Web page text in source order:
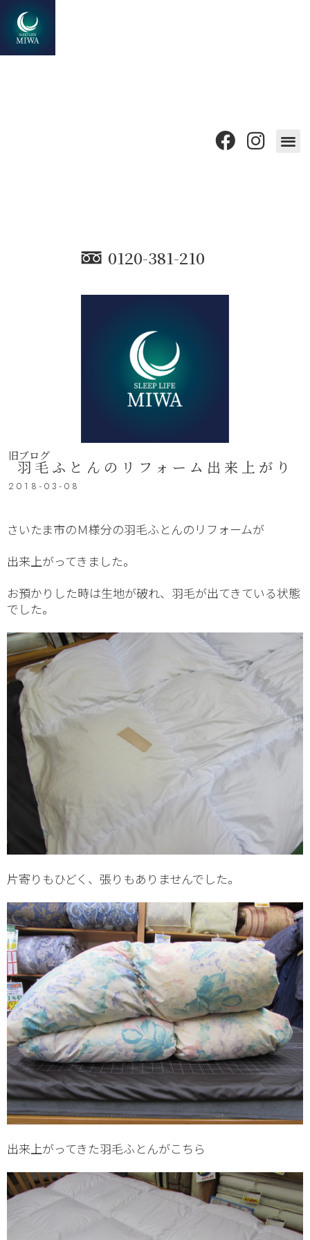
0120-381-210
旧ブログ
羽毛ふとんのリフォーム出来上がり
2018-03-08
さいたま市のＭ様分の羽毛ふとんのリフォームが
出来上がってきました。
お預かりした時は生地が破れ、羽毛が出てきている状態
でした。
片寄りもひどく、張りもありませんでした。
出来上がってきた羽毛ふとんがこちら